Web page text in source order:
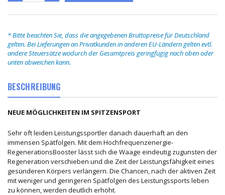
* Bitte beachten Sie, dass die angegebenen Bruttopreise für Deutschland
gelten. Bei Lieferungen an Privatkunden in anderen EU-Ländern gelten evtl.
andere Steuersätze wodurch der Gesamtpreis geringfügig nach oben oder
unten abweichen kann.
BESCHREIBUNG
NEUE MÖGLICHKEITEN IM SPITZENSPORT
Sehr oft leiden Leistungssportler danach dauerhaft an den
immensen Spätfolgen. Mit dem Hochfrequenzenergie-
RegenerationsBooster lässt sich die Waage eindeutig zugunsten der
Regeneration verschieben und die Zeit der Leistungsfähigkeit eines
gesünderen Körpers verlängern. Die Chancen, nach der aktiven Zeit
mit weniger und geringeren Spätfolgen des Leistungssports leben
zu können, werden deutlich erhöht.